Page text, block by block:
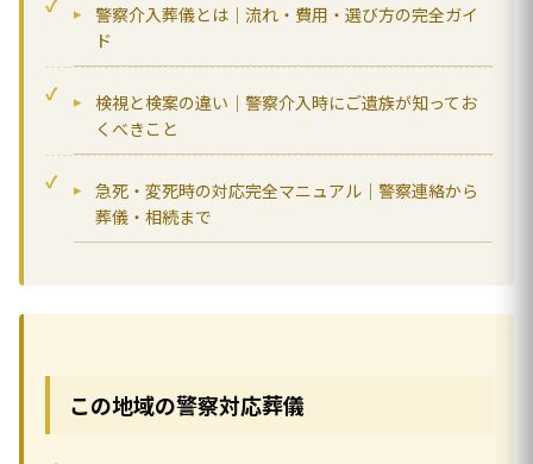
警察介入葬儀とは｜流れ・費用・選び方の完全ガイ
ド
検視と検案の違い｜警察介入時にご遺族が知ってお
くべきこと
急死・変死時の対応完全マニュアル｜警察連絡から
葬儀・相続まで
この地域の警察対応葬儀